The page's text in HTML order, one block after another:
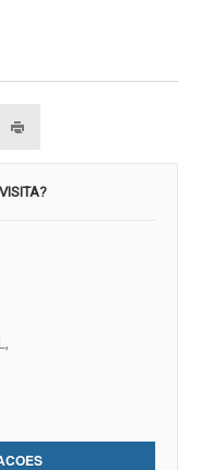
imprimir
in
new